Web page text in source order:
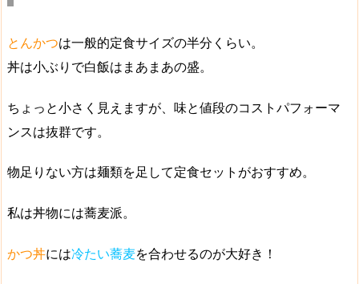
とんかつは一般的定食サイズの半分くらい。
丼は小ぶりで白飯はまあまあの盛。
ちょっと小さく見えますが、 味と値段のコストパフォーマ
ンスは抜群です。
物足りない方は麺類を足して定食セットがおすすめ。
私は丼物には蕎麦派。
かつ丼には冷たい蕎麦を合わせるのが大好き！